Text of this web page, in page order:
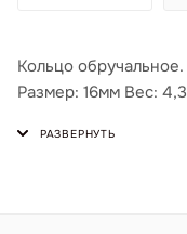
Кольцо
Размер: 16мм Вес: